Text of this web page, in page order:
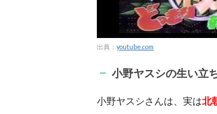
出典： youtube.com
小野ヤスシの生い立
小野ヤスシさんは、実は北